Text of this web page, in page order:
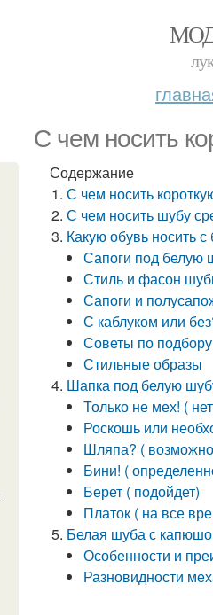
С чем носить
Содержание
С чем носить
С чем носить шубу
Какую обувь носить
Сапоги под белую
Стиль и фасон
Сапоги и
С каблуком или
Советы по
Стильные образы
Шапка под белую
Только не мех! (
Роскошь или
Шляпа? (
Бини! (
Берет ( подойдет)
Платок ( на все
Белая шуба с
Особенности и
Разновидности